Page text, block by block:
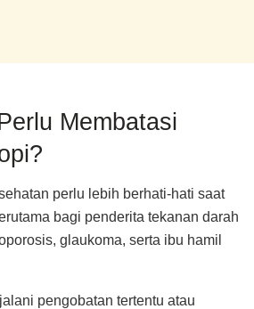
Membatasi
perlu lebih berhati-hati saat
bagi penderita tekanan darah
glaukoma, serta ibu hamil
pengobatan tertentu atau